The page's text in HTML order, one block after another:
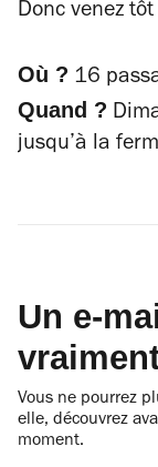
Donc venez tôt
Où ? 16
Quand ?
jusqu’à la
Un e-
Vous ne pourrez
elle, découvrez
moment.